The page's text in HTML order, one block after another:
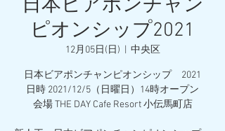
日本ビアポンチャン
ピオンシップ2021
12月05日(日)
  |
中央区
日本ビアポンチャンピオンシップ 2021
日時 2021/12/5（日曜日）14時オープン
会場 THE DAY Cafe Resort 小伝馬町店